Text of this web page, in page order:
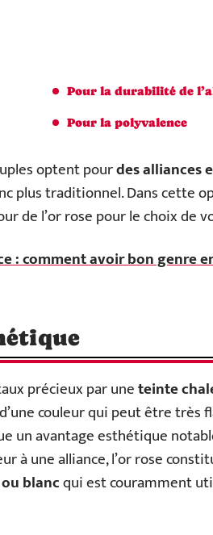
Pour la durabilité de
Pour la polyvalence
optent pourdes alliances
plus traditionnel. Dans cette
de l’or rose pour le choix de
: comment avoir bon genre
précieux par uneteinte
d’une couleur qui peut être très
un avantage esthétique
à une alliance, l’or rose
blancqui est couramment